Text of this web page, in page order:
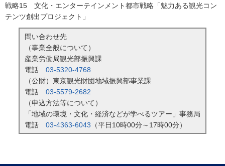
戦略15 文化・エンターテインメント都市戦略「魅力ある観光コン
テンツ創出プロジェクト」
問い合わせ先
（事業全般について）
産業労働局観光部振興課
電話 03-5320-4768
（公財）東京観光財団地域振興部事業課
電話 03-5579-2682
（申込方法等について）
「地域の環境・文化・経済などが学べるツアー」事務局
電話 03-4363-6043 （平日10時00分～17時00分）